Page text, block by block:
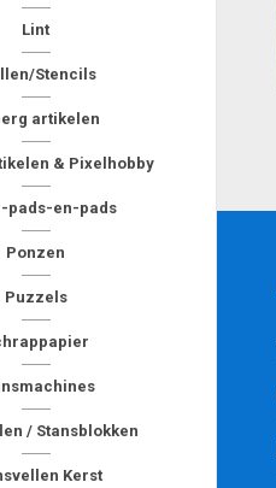
Lint
Stencils
artikelen
& Pixelhobby
pads-en-pads
Ponzen
Puzzels
/ Stansblokken
Kerst